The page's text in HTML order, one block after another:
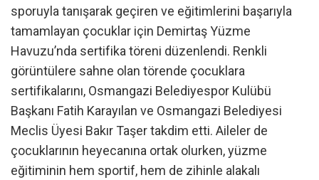
sporuyla tanışarak geçiren ve eğitimlerini başarıyla
tamamlayan çocuklar için Demirtaş Yüzme
Havuzu’nda sertifika töreni düzenlendi. Renkli
görüntülere sahne olan törende çocuklara
sertifikalarını, Osmangazi Belediyespor Kulübü
Başkanı Fatih Karayılan ve Osmangazi Belediyesi
Meclis Üyesi Bakır Taşer takdim etti. Aileler de
çocuklarının heyecanına ortak olurken, yüzme
eğitiminin hem sportif, hem de zihinle alakalı